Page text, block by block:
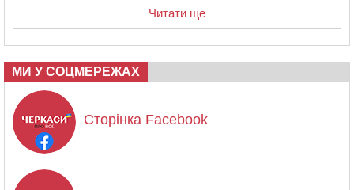
Читати ще
МИ У СОЦМЕРЕЖАХ
Сторінка Facebook